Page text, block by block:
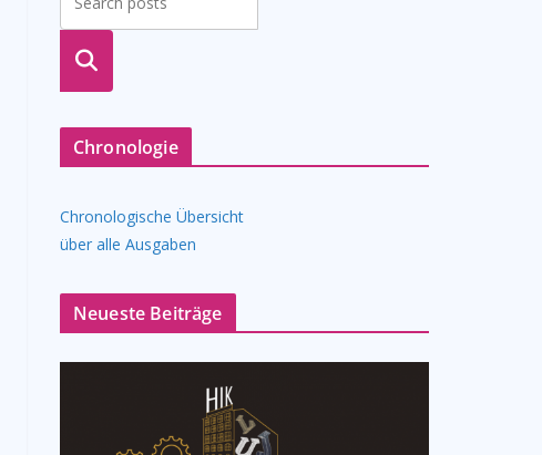
suche
Chronologie
Chronologische Übersicht
über alle Ausgaben
Neueste Beiträge